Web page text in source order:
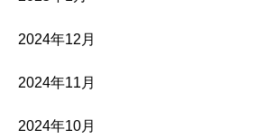
2024年12月
2024年11月
2024年10月